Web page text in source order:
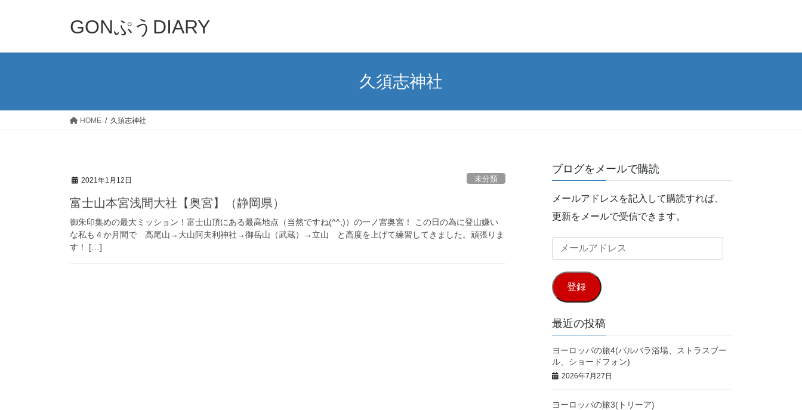
GONぷうDIARY
久須志神社
HOME 久須志神社
2021年1月12日 未分類
富士山本宮浅間大社【奥宮】（静岡県）
御朱印集めの最大ミッション！富士山頂にある最高地点（当然ですね(^^;)）の一ノ宮奥宮！ この日の為に登山嫌い
な私も４か月間で 高尾山→大山阿夫利神社→御岳山（武蔵）→立山 と高度を上げて練習してきました。頑張りま
す！ […]
ブログをメールで購読
メールアドレスを記入して購読すれば、
更新をメールで受信できます。
ー
ル
ア
ド
レ
ス
登録
最近の投稿
ヨーロッパの旅4(バルバラ浴場、ストラスブー
ル、ショードフォン)
2026年7月27日
ヨーロッパの旅3(トリーア)